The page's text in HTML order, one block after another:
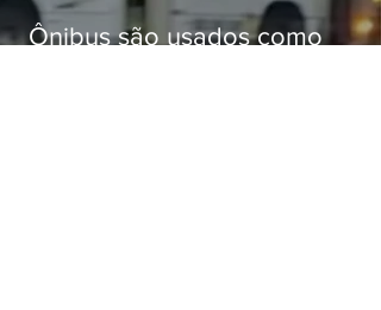
Ônibus são usados como